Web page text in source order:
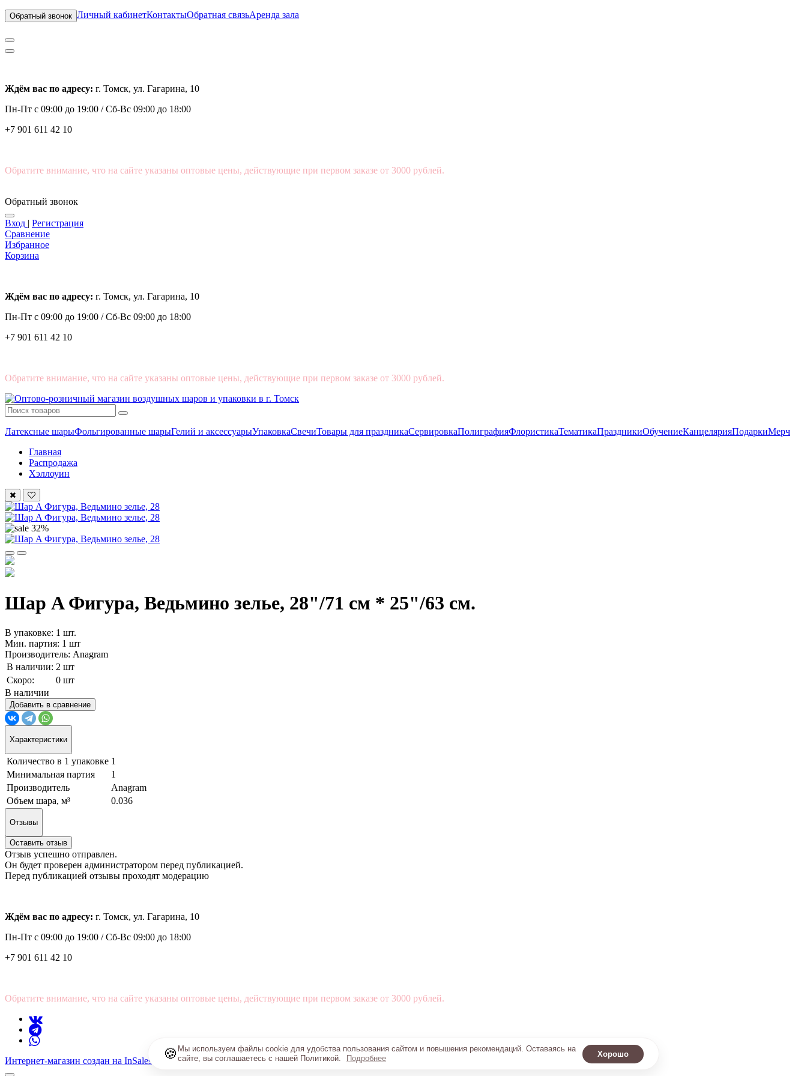
Обратный звонок Личный кабинетКонтактыОбратная связьАренда зала
Ждём вас по адресу: г. Томск, ул. Гагарина, 10
Пн-Пт с 09:00 до 19:00 /Сб-Вс 09:00 до 18:00
+7 901 611 42 10
Обратите внимание, что на сайте указаны оптовые цены, действующие при первом заказе от 3000 рублей.
Обратный звонок
Вход | Регистрация
Сравнение
Избранное
Корзина
Ждём вас по адресу: г. Томск, ул. Гагарина, 10
Пн-Пт с 09:00 до 19:00 /Сб-Вс 09:00 до 18:00
+7 901 611 42 10
Обратите внимание, что на сайте указаны оптовые цены, действующие при первом заказе от 3000 рублей.
Латексные шарыФольгированные шарыГелий и аксессуарыУпаковкаСвечиТовары для праздникаСервировкаПолиграфияФлористикаТематикаПраздникиОбучениеКанцелярияПодаркиМерч
Главная
Распродажа
Хэллоуин
32%
Шар A Фигура, Ведьмино зелье, 28"/71 см * 25"/63 см.
В упаковке: 1 шт.
Мин. партия: 1 шт
Производитель: Anagram
В наличии: 2 шт
Скоро:
0 шт
В наличии
Добавить в сравнение
Характеристики
Количество в 1 упаковке 1
Минимальная партия
1
Производитель
Anagram
Объем шара, м³
0.036
Отзывы
Оставить отзыв
Отзыв успешно отправлен.
Он будет проверен администратором перед публикацией.
Перед публикацией отзывы проходят модерацию
Ждём вас по адресу: г. Томск, ул. Гагарина, 10
Пн-Пт с 09:00 до 19:00 /Сб-Вс 09:00 до 18:00
+7 901 611 42 10
Обратите внимание, что на сайте указаны оптовые цены, действующие при первом заказе от 3000 рублей.
Интернет-магазин создан на InSales 🍪 Мы используем файлы cookie для удобства пользования сайтом и повышения рекомендаций. Оставаясь на
сайте, вы соглашаетесь с нашей Политикой.
Подробнее Хорошо